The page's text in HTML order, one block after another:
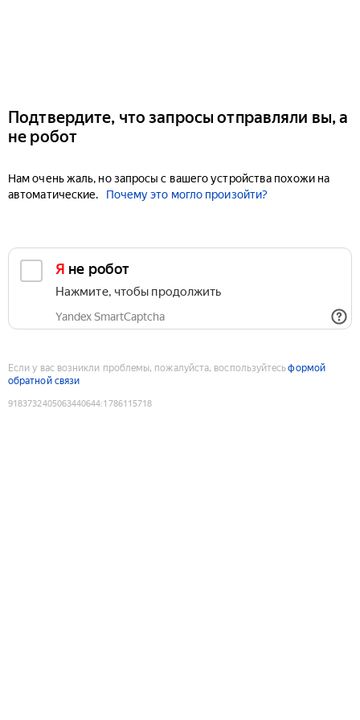
Подтвердите, что запросы отправляли вы, а
не робот
Нам очень жаль, но запросы с вашего устройства похожи на
автоматические.
Почему это могло произойти?
Я не робот
Нажмите, чтобы продолжить
Yandex SmartCaptcha
Если у вас возникли проблемы, пожалуйста, воспользуйтесьформой
обратной связи
9183732405063440644:1786115718